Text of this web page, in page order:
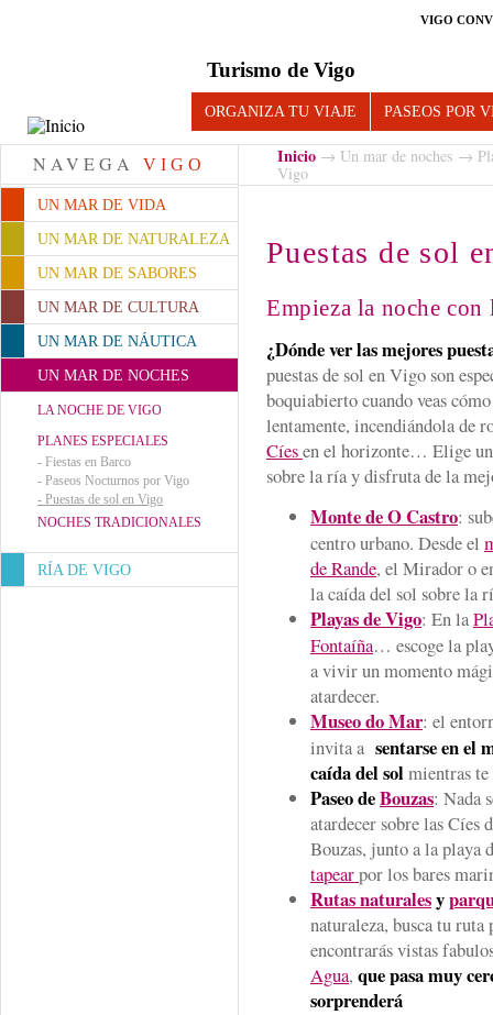
VIGO
Turismo de Vigo
ORGANIZA TU VIAJE PASEOS POR
NAVEGA VIGO
UN MAR DE VIDA
UN MAR DE NATURALEZA
UN MAR DE SABORES
UN MAR DE CULTURA
UN MAR DE NÁUTICA
UN MAR DE NOCHES
LA NOCHE DE VIGO
PLANES ESPECIALES
- Fiestas en Barco
- Paseos Nocturnos por Vigo
- Puestas de sol en Vigo
NOCHES TRADICIONALES
RÍA DE VIGO
Inicio → Un mar de noches →
Vigo
Puestas de sol
Empieza la noche con
¿Dónde ver las mejores
puestas de sol en Vigo son
boquiabierto cuando veas
lentamente, incendiándola de
Cíesen el horizonte… Elige
sobre la ría y disfruta de la
Monte de O Castro:
centro urbano. Desde el
de Rande, el Mirador o
la caída del sol sobre la
Playas de Vigo: En la
Fontaíña… escoge la
a vivir un momento
atardecer.
Museo do Mar: el
invita a sentarse en el
caída del solmientras
Paseo deBouzas: Nada
atardecer sobre las Cíes
Bouzas, junto a la playa
tapearpor los bares
Rutas naturalesy
naturaleza, busca tu ruta
encontrarás vistas
Agua, que pasa muy
sorprenderá